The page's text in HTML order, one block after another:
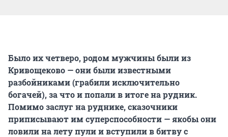
Было их четверо, родом мужчины были из
Кривощеково — они были известными
разбойниками (грабили исключительно
богачей), за что и попали в итоге на рудник.
Помимо заслуг на руднике, сказочники
приписывают им суперспособности — якобы они
ловили на лету пули и вступили в битву с